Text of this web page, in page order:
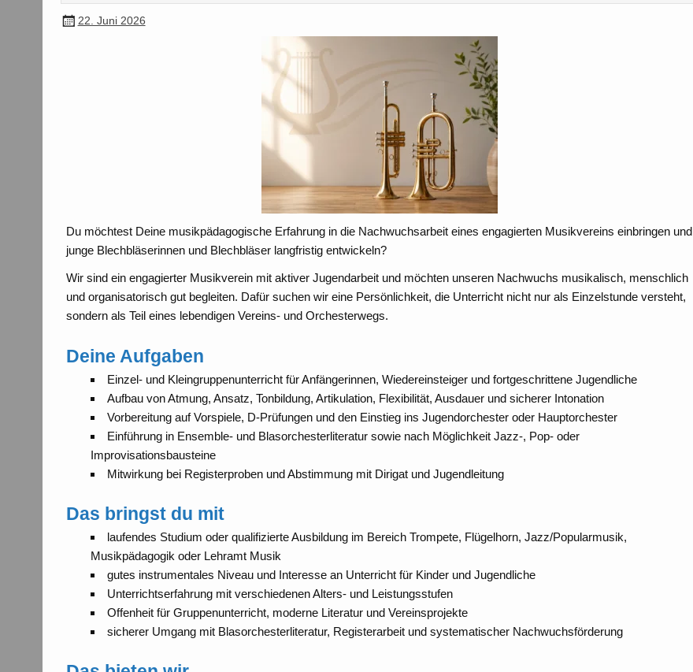
22. Juni 2026
Du möchtest Deine musikpädagogische Erfahrung in die Nachwuchsarbeit eines engagierten Musikvereins einbringen und
junge Blechbläserinnen und Blechbläser langfristig entwickeln?
Wir sind ein engagierter Musikverein mit aktiver Jugendarbeit und möchten unseren Nachwuchs musikalisch, menschlich
und organisatorisch gut begleiten. Dafür suchen wir eine Persönlichkeit, die Unterricht nicht nur als Einzelstunde versteht,
sondern als Teil eines lebendigen Vereins- und Orchesterwegs.
Deine Aufgaben
Einzel- und Kleingruppenunterricht für Anfängerinnen, Wiedereinsteiger und fortgeschrittene Jugendliche
Aufbau von Atmung, Ansatz, Tonbildung, Artikulation, Flexibilität, Ausdauer und sicherer Intonation
Vorbereitung auf Vorspiele, D-Prüfungen und den Einstieg ins Jugendorchester oder Hauptorchester
Einführung in Ensemble- und Blasorchesterliteratur sowie nach Möglichkeit Jazz-, Pop- oder
Improvisationsbausteine
Mitwirkung bei Registerproben und Abstimmung mit Dirigat und Jugendleitung
Das bringst du mit
laufendes Studium oder qualifizierte Ausbildung im Bereich Trompete, Flügelhorn, Jazz/Popularmusik,
Musikpädagogik oder Lehramt Musik
gutes instrumentales Niveau und Interesse an Unterricht für Kinder und Jugendliche
Unterrichtserfahrung mit verschiedenen Alters- und Leistungsstufen
Offenheit für Gruppenunterricht, moderne Literatur und Vereinsprojekte
sicherer Umgang mit Blasorchesterliteratur, Registerarbeit und systematischer Nachwuchsförderung